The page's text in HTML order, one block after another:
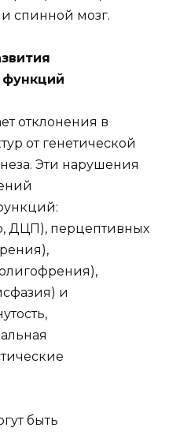
спинной мозг.
функций
отклонения в
от генетической
Эти нарушения
ДЦП), перцептивных
и
быть